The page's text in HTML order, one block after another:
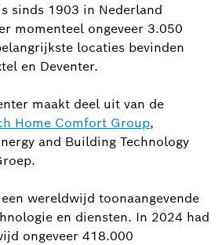
sinds 1903 in Nederland
momenteel ongeveer 3.050
locaties bevinden
en Deventer.
maakt deel uit van de
Home Comfort Group,
and Building Technology
wereldwijd toonaangevende
en diensten. In 2024 had
ongeveer 418.000